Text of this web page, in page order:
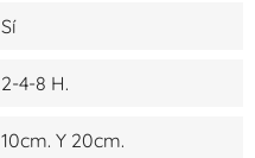
Sí
2-4-8 H.
10cm. Y 20cm.